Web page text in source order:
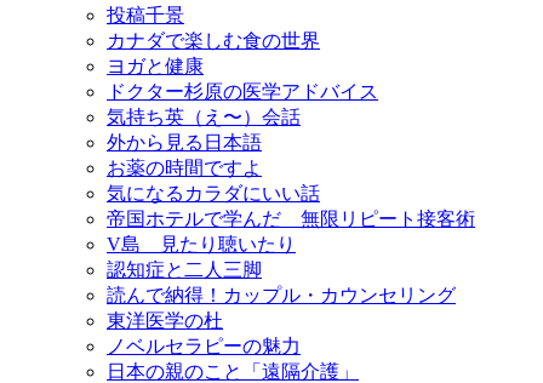
投稿千景
カナダで楽しむ食の世界
ヨガと健康
ドクター杉原の医学アドバイス
気持ち英（え〜）会話
外から見る日本語
お薬の時間ですよ
気になるカラダにいい話
帝国ホテルで学んだ 無限リピート接客術
V島 見たり聴いたり
認知症と二人三脚
読んで納得！カップル・カウンセリング
東洋医学の杜
ノベルセラピーの魅力
日本の親のこと「遠隔介護」